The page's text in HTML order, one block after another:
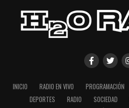
INICIO RADIO EN VIVO PROGRAMACIÓN
DEPORTES
RADIO SOCIEDAD